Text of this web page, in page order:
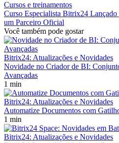
Cursos e treinamentos
Curso Especialista Bitrix24
um Parceiro Oficial
Você também pode gostar
Bitrix24: Atualizações e Novidades
Novidade no Criador de BI:
Avançadas
1 min
Bitrix24: Atualizações e Novidades
Automatize Documentos com
1 min
Bitrix24: Atualizações e Novidades